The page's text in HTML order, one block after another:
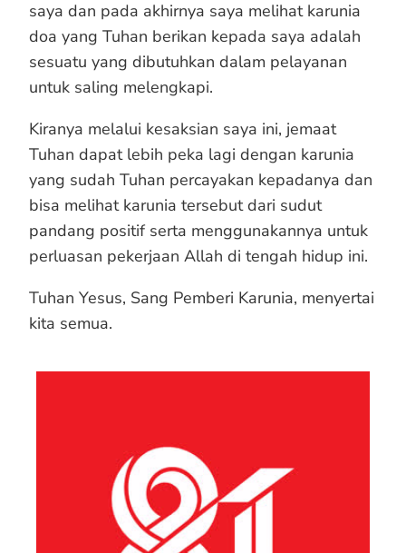
saya dan pada akhirnya saya melihat karunia
doa yang Tuhan berikan kepada saya adalah
sesuatu yang dibutuhkan dalam pelayanan
untuk saling melengkapi.
Kiranya melalui kesaksian saya ini, jemaat
Tuhan dapat lebih peka lagi dengan karunia
yang sudah Tuhan percayakan kepadanya dan
bisa melihat karunia tersebut dari sudut
pandang positif serta menggunakannya untuk
perluasan pekerjaan Allah di tengah hidup ini.
Tuhan Yesus, Sang Pemberi Karunia, menyertai
kita semua.